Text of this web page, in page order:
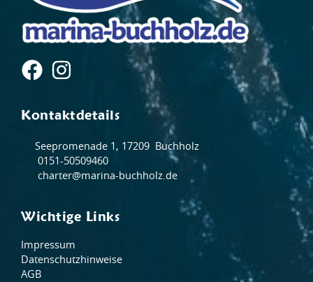
Kontaktdetails
Seepromenade 1, 17209 Buchholz
0151-50509460
charter@marina-buchholz.de
Wichtige Links
Impressum
Datenschutzhinweise
AGB